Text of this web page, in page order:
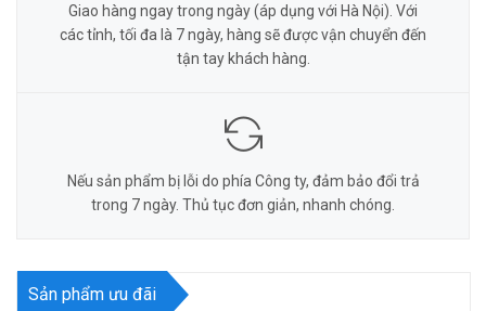
Giao hàng ngay trong ngày (áp dụng với Hà Nội). Với
các tỉnh, tối đa là 7 ngày, hàng sẽ được vận chuyển đến
tận tay khách hàng.
Nếu sản phẩm bị lỗi do phía Công ty, đảm bảo đổi trả
trong 7 ngày. Thủ tục đơn giản, nhanh chóng.
Sản phẩm ưu đãi